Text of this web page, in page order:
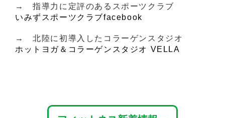
→ 指導力に定評のあるスポーツクラブ
いみずスポーツクラブfacebook
→ 北陸に初導入したコラーゲンスタジオ
ホットヨガ＆コラーゲンスタジオ VELLA